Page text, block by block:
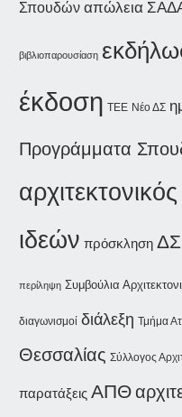
Σπουδών απώλεια
βιβλιοπαρουσίαση
έκδοση ΤΕΕ Νέο ΔΣ
Προγράμματα
ιδεών πρόσκληση
περίληψη Συμβούλια
διαγωνισμοί διάλεξη Τμήμα
Θεσσαλίας Σύλλογος
παρατάξεις ΑΠΘ